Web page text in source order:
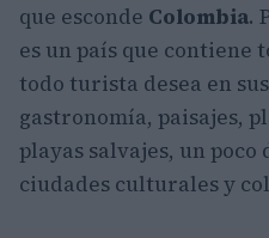
que esconde Colombia.
es un país que contiene
todo turista desea en
gastronomía, paisajes,
playas salvajes, un
ciudades culturales y